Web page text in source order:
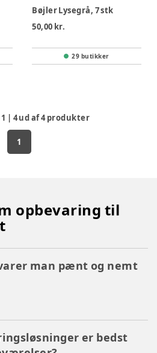
Bøjler Lysegrå, 7 stk
50,00 kr.
29 butikker
1 | 4ud af4produkter
1
opbevaring til
man pænt og nemt
er bedst